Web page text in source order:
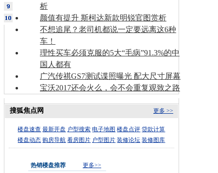
析
颜值有提升 斯柯达新款明锐官图赏析
不想追尾？老司机都说一定要远离这6种
车！
理性买车必须克服的5大“毛病”91.3%的中
国人都有
广汽传祺GS7测试谍照曝光 配大尺寸屏幕
宝沃2017还会火么，会不会重复观致之路
更多 >>
搜狐焦点网
楼盘速查 最新开盘 户型搜索 电子地图 楼盘点评 贷款计算
楼盘动态 购房导航 看房图片 户型图片 装修论坛 装修图库
热销楼盘推荐 更多>>